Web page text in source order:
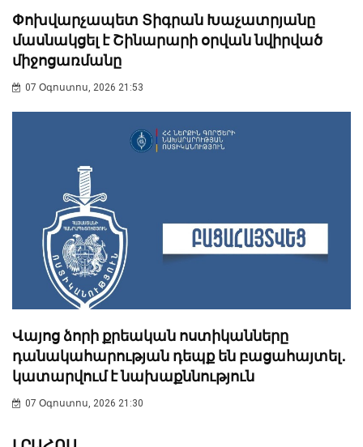
Փոխվարչապետ Տիգրան Խաչատրյանը
մասնակցել է Շինարարի օրվան նվիրված
միջոցառմանը
07 Օգոստոս, 2026 21:53
Վայոց ձորի քրեական ոստիկանները
դանակահարության դեպք են բացահայտել․
կատարվում է նախաքննություն
07 Օգոստոս, 2026 21:30